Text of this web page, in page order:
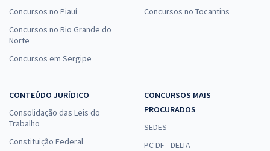
Concursos no Piauí
Concursos no Rio Grande do
Norte
Concursos em Sergipe
Concursos no Tocantins
CONTEÚDO JURÍDICO
Consolidação das Leis do
Trabalho
Constituição Federal
CONCURSOS MAIS
PROCURADOS
SEDES
PC DF - DELTA